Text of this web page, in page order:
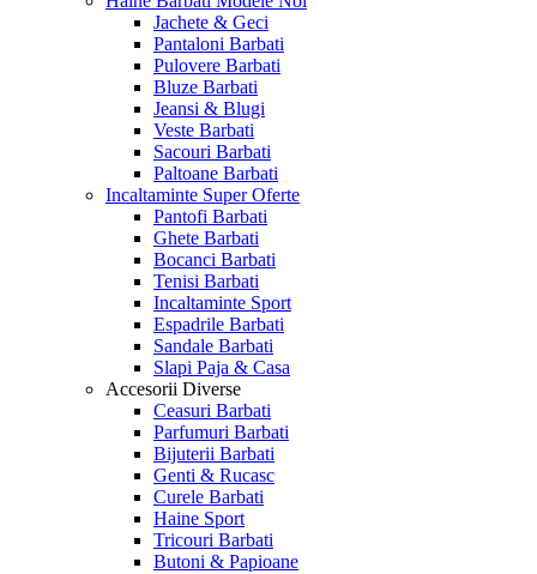
Jachete & Geci
Pantaloni Barbati
Pulovere Barbati
Bluze Barbati
Jeansi & Blugi
Veste Barbati
Sacouri Barbati
Paltoane Barbati
Incaltaminte Super Oferte
Pantofi Barbati
Ghete Barbati
Bocanci Barbati
Tenisi Barbati
Incaltaminte Sport
Espadrile Barbati
Sandale Barbati
Slapi Paja & Casa
Accesorii Diverse
Ceasuri Barbati
Parfumuri Barbati
Bijuterii Barbati
Genti & Rucasc
Curele Barbati
Haine Sport
Tricouri Barbati
Butoni & Papioane